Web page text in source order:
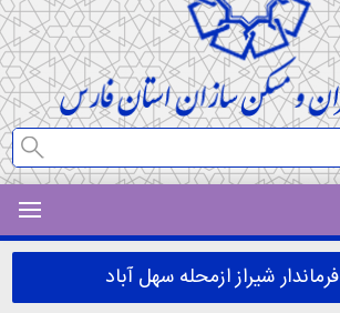
شیراز ازمحله سهل آباد